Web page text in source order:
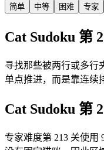
简单
中等 困难 专家
Cat Sudoku 第
寻找那些被两行或多行
单点推进，而是靠连续
Cat Sudoku 第
专家难度第 213 关使用